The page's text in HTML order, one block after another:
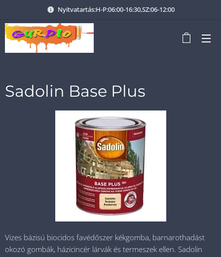
Nyitvatartás:H-P:06:00-16:30,SZ:06-12:00
Sadolin Base Plus
Vizes bázisú biocidos favédőszer kékgomba, barnarothadást
okozó gombák, házicincér lárvák és termeszek ellen. Sadolin